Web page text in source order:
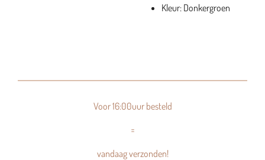
Kleur: Donkergroen
Voor 16:00uur besteld
=
vandaag verzonden!